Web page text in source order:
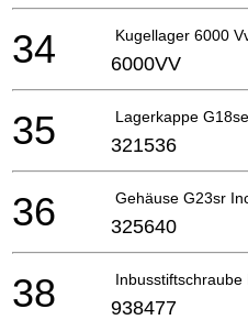
Kugellager 6000
34 6000VV
Lagerkappe
35 321536
Gehäuse G23sr
36 325640
Inbusstiftschraube
38 938477